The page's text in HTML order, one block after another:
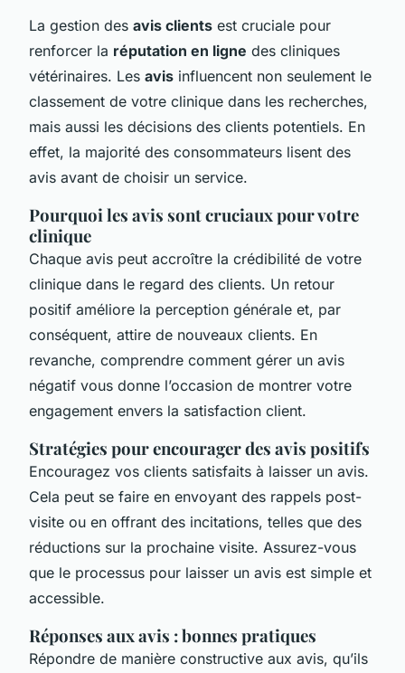
La gestion des avis clients est cruciale pour
renforcer la réputation en ligne des cliniques
vétérinaires. Les avis influencent non seulement le
classement de votre clinique dans les recherches,
mais aussi les décisions des clients potentiels. En
effet, la majorité des consommateurs lisent des
avis avant de choisir un service.
Pourquoi les avis sont cruciaux pour votre
clinique
Chaque avis peut accroître la crédibilité de votre
clinique dans le regard des clients. Un retour
positif améliore la perception générale et, par
conséquent, attire de nouveaux clients. En
revanche, comprendre comment gérer un avis
négatif vous donne l’occasion de montrer votre
engagement envers la satisfaction client.
Stratégies pour encourager des avis positifs
Encouragez vos clients satisfaits à laisser un avis.
Cela peut se faire en envoyant des rappels post-
visite ou en offrant des incitations, telles que des
réductions sur la prochaine visite. Assurez-vous
que le processus pour laisser un avis est simple et
accessible.
Réponses aux avis : bonnes pratiques
Répondre de manière constructive aux avis, qu’ils